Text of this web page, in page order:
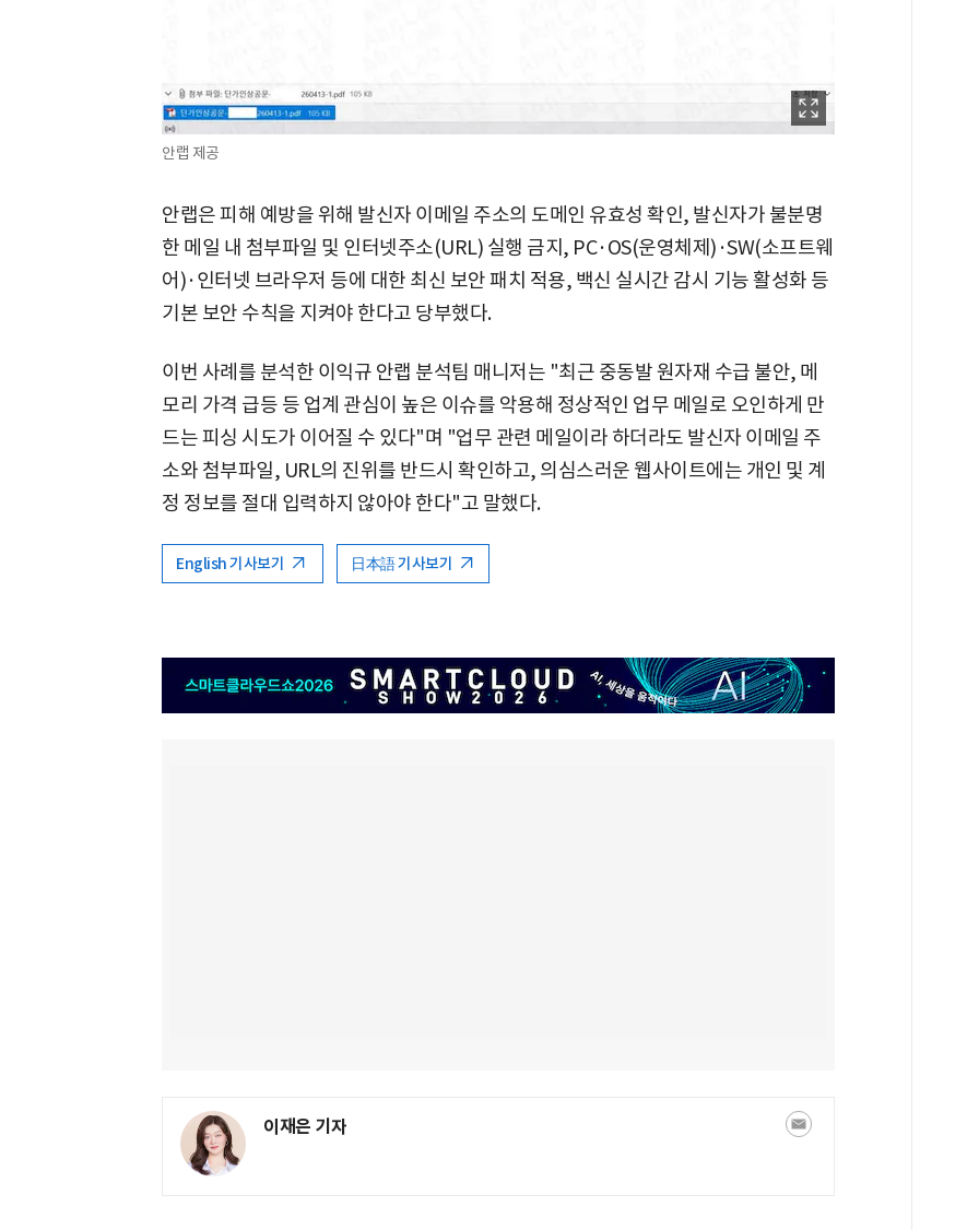
안랩 제공
안랩은 피해 예방을 위해 발신자 이메일 주소의 도메인 유효성 확인, 발신자가 불분명
한 메일 내 첨부파일 및 인터넷주소(URL) 실행 금지, PC·OS(운영체제)·SW(소프트웨
어)·인터넷 브라우저 등에 대한 최신 보안 패치 적용, 백신 실시간 감시 기능 활성화 등
기본 보안 수칙을 지켜야 한다고 당부했다.
이번 사례를 분석한 이익규 안랩 분석팀 매니저는 "최근 중동발 원자재 수급 불안, 메
모리 가격 급등 등 업계 관심이 높은 이슈를 악용해 정상적인 업무 메일로 오인하게 만
드는 피싱 시도가 이어질 수 있다"며 "업무 관련 메일이라 하더라도 발신자 이메일 주
소와 첨부파일, URL의 진위를 반드시 확인하고, 의심스러운 웹사이트에는 개인 및 계
정 정보를 절대 입력하지 않아야 한다"고 말했다.
English 기사보기 日本語 기사보기
이재은 기자